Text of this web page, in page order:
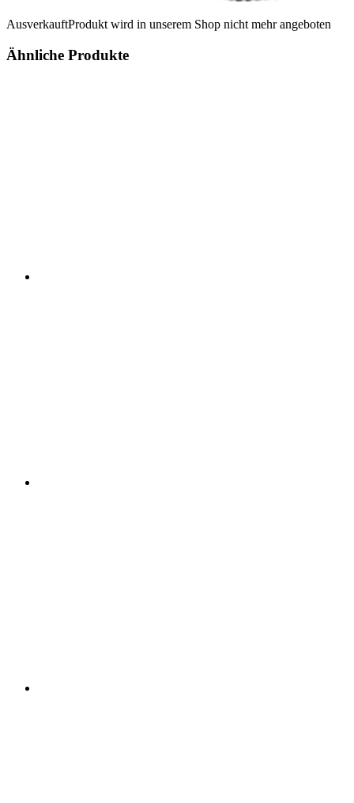
AusverkauftProdukt wird in unserem Shop nicht mehr angeboten
Ähnliche Produkte